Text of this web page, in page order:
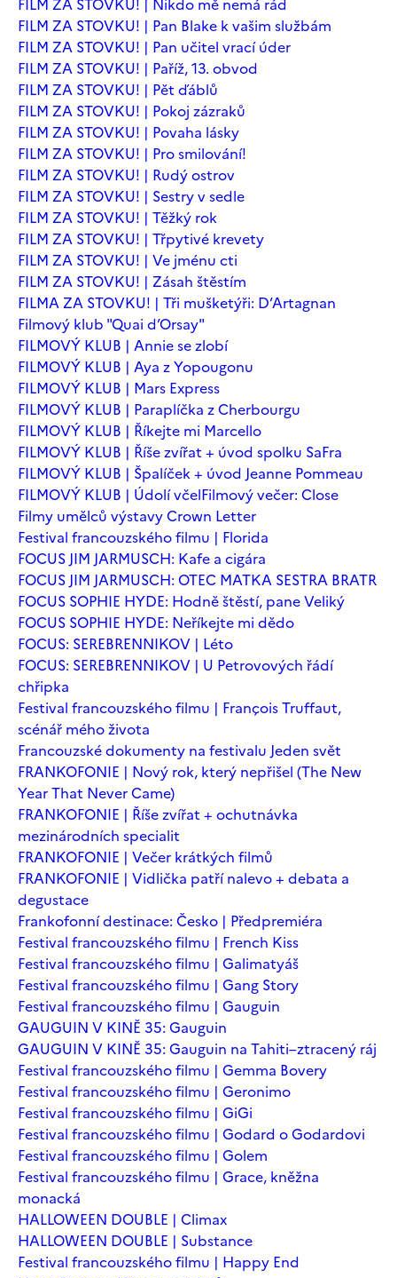
FILM ZA STOVKU! | Pan Blake k vašim službám
FILM ZA STOVKU! | Pan učitel vrací úder
FILM ZA STOVKU! | Paříž, 13. obvod
FILM ZA STOVKU! | Pět ďáblů
FILM ZA STOVKU! | Pokoj zázraků
FILM ZA STOVKU! | Povaha lásky
FILM ZA STOVKU! | Pro smilování!
FILM ZA STOVKU! | Rudý ostrov
FILM ZA STOVKU! | Sestry v sedle
FILM ZA STOVKU! | Těžký rok
FILM ZA STOVKU! | Třpytivé krevety
FILM ZA STOVKU! | Ve jménu cti
FILM ZA STOVKU! | Zásah štěstím
FILMA ZA STOVKU! | Tři mušketýři: D’Artagnan
Filmový klub "Quai d’Orsay"
FILMOVÝ KLUB | Annie se zlobí
FILMOVÝ KLUB | Aya z Yopougonu
FILMOVÝ KLUB | Mars Express
FILMOVÝ KLUB | Paraplíčka z Cherbourgu
FILMOVÝ KLUB | Říkejte mi Marcello
FILMOVÝ KLUB | Říše zvířat + úvod spolku SaFra
FILMOVÝ KLUB | Špalíček + úvod Jeanne Pommeau
FILMOVÝ KLUB | Údolí včelFilmový večer: Close
Filmy umělců výstavy Crown Letter
Festival francouzského filmu | Florida
FOCUS JIM JARMUSCH: Kafe a cigára
FOCUS JIM JARMUSCH: OTEC MATKA SESTRA BRATR
FOCUS SOPHIE HYDE: Hodně štěstí, pane Veliký
FOCUS SOPHIE HYDE: Neříkejte mi dědo
FOCUS: SEREBRENNIKOV | Léto
FOCUS: SEREBRENNIKOV | U Petrovových řádí
chřipka
Festival francouzského filmu | François Truffaut,
scénář mého života
Francouzské dokumenty na festivalu Jeden svět
FRANKOFONIE | Nový rok, který nepřišel (The New
Year That Never Came)
FRANKOFONIE | Říše zvířat + ochutnávka
mezinárodních specialit
FRANKOFONIE | Večer krátkých filmů
FRANKOFONIE | Vidlička patří nalevo + debata a
degustace
Frankofonní destinace: Česko | Předpremiéra
Festival francouzského filmu | French Kiss
Festival francouzského filmu | Galimatyáš
Festival francouzského filmu | Gang Story
Festival francouzského filmu | Gauguin
GAUGUIN V KINĚ 35: Gauguin
GAUGUIN V KINĚ 35: Gauguin na Tahiti–ztracený ráj
Festival francouzského filmu | Gemma Bovery
Festival francouzského filmu | Geronimo
Festival francouzského filmu | GiGi
Festival francouzského filmu | Godard o Godardovi
Festival francouzského filmu | Golem
Festival francouzského filmu | Grace, kněžna
monacká
HALLOWEEN DOUBLE | Climax
HALLOWEEN DOUBLE | Substance
Festival francouzského filmu | Happy End